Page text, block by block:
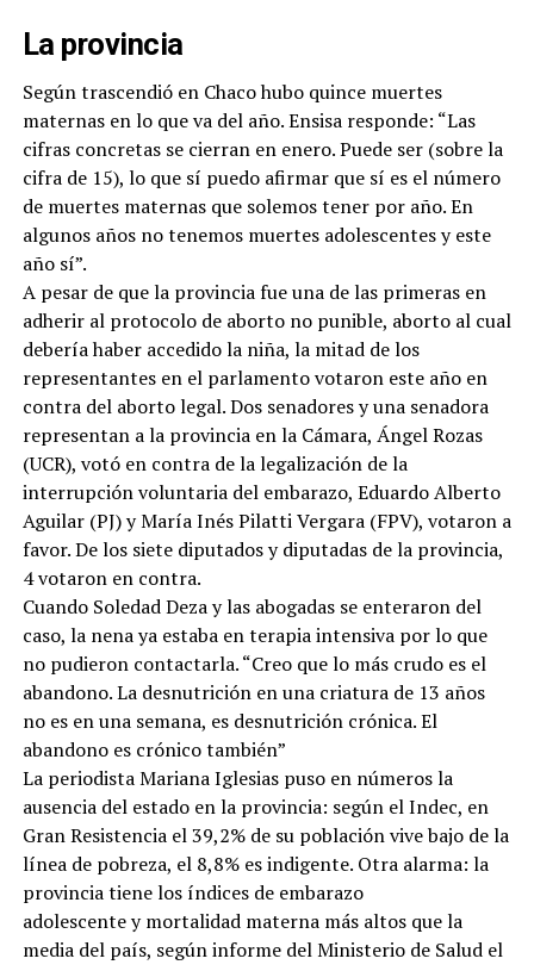
La provincia
Según trascendió en Chaco hubo quince muertes
maternas en lo que va del año. Ensisa responde: “Las
cifras concretas se cierran en enero. Puede ser (sobre la
cifra de 15), lo que sí puedo afirmar que sí es el número
de muertes maternas que solemos tener por año. En
algunos años no tenemos muertes adolescentes y este
año sí”.
A pesar de que la provincia fue una de las primeras en
adherir al protocolo de aborto no punible, aborto al cual
debería haber accedido la niña, la mitad de los
representantes en el parlamento votaron este año en
contra del aborto legal. Dos senadores y una senadora
representan a la provincia en la Cámara, Ángel Rozas
(UCR), votó en contra de la legalización de la
interrupción voluntaria del embarazo, Eduardo Alberto
Aguilar (PJ) y María Inés Pilatti Vergara (FPV), votaron a
favor. De los siete diputados y diputadas de la provincia,
4 votaron en contra.
Cuando Soledad Deza y las abogadas se enteraron del
caso, la nena ya estaba en terapia intensiva por lo que
no pudieron contactarla. “Creo que lo más crudo es el
abandono. La desnutrición en una criatura de 13 años
no es en una semana, es desnutrición crónica. El
abandono es crónico también”
La periodista Mariana Iglesias puso en números la
ausencia del estado en la provincia: según el Indec, en
Gran Resistencia el 39,2% de su población vive bajo de la
línea de pobreza, el 8,8% es indigente. Otra alarma: la
provincia tiene los índices de embarazo
adolescente y mortalidad materna más altos que la
media del país, según informe del Ministerio de Salud el